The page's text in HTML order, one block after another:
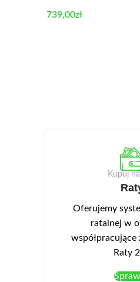
739,00zł
Kupuj
Oferujemy
ratalnej w
współpracujące
Raty